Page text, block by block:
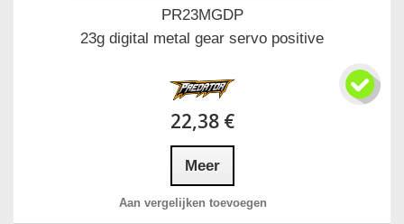
PR23MGDP
23g digital metal gear servo positive
22,38 €
Meer
Aan vergelijken toevoegen